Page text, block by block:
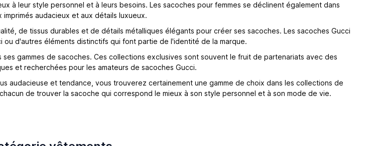
à leur style personnel et à leurs besoins. Les sacoches pour femmes se déclinent également dans
audacieux et aux détails luxueux.
de tissus durables et de détails métalliques élégants pour créer ses sacoches. Les sacoches Gucci
d'autres éléments distinctifs qui font partie de l'identité de la marque.
gammes de sacoches. Ces collections exclusives sont souvent le fruit de partenariats avec des
et recherchées pour les amateurs de sacoches Gucci.
audacieuse et tendance, vous trouverez certainement une gamme de choix dans les collections de
de trouver la sacoche qui correspond le mieux à son style personnel et à son mode de vie.